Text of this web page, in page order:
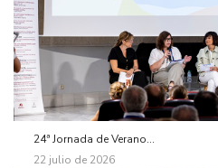
24ª Jornada de Verano...
22 julio de 2026